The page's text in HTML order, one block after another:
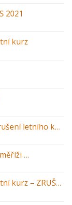
2021
kurz
Manželská setkání Kroměříž 2020 – zrušení letního kurzu
…
Manželská setkání Kroměříž 2020 – letní kurz – ZRUŠENO